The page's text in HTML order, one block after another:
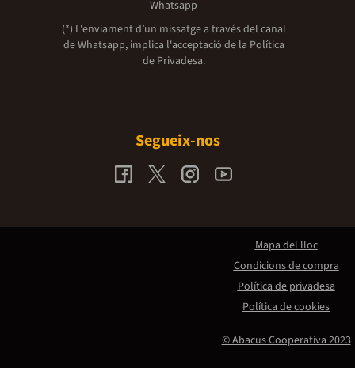
Whatsapp
(*) L'enviament d’un missatge a través del canal
de Whatsapp, implica l'acceptació de la Política
de Privadesa.
Segueix-nos
© Abacus Cooperativa 2023
Mapa del lloc
Condicions de compra
Política de privadesa
Política de cookies